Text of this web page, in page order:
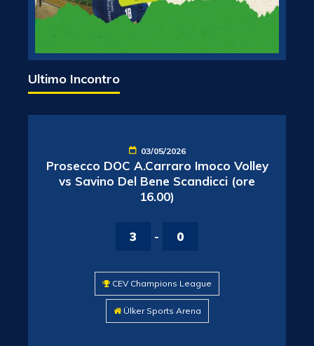
Ultimo Incontro
03/05/2026
Prosecco DOC A.Carraro Imoco Volley
vs Savino Del Bene Scandicci (ore
16.00)
3 - 0
CEV Champions League
Ülker Sports Arena